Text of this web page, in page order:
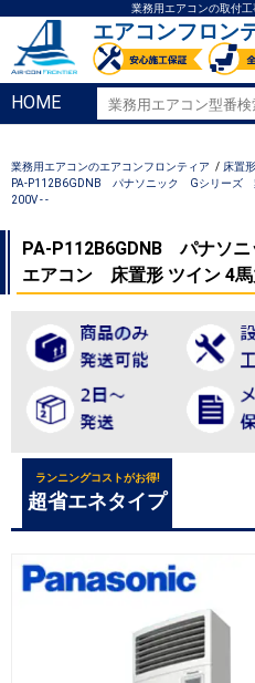
業務用エアコンの取付
エアコンフロン
HOME
業務用エアコンのエアコンフロンティア
床置形
PA-P112B6GDNB パナソニック Gシリーズ
200V - -
PA-P112B6GDNB パナソ
エアコン 床置形 ツイン 4
ランニングコストがお得!
超省エネタイプ